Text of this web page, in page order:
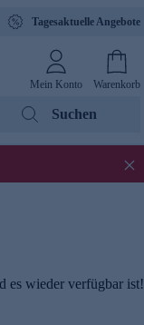
Tagesaktuelle Angebote
Mein Konto Warenkorb
Suchen
es wieder verfügbar ist!